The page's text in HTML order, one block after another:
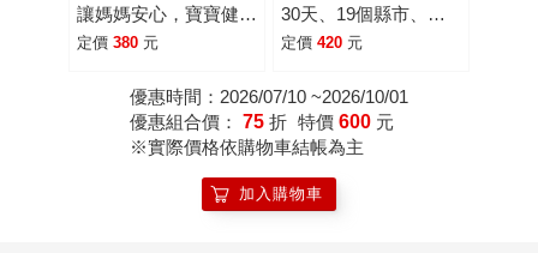
讓媽媽安心，寶寶健康
的懷孕計畫書
定價 380 元
30天、19個縣市、
1500公里，三輪車環
筆日記。
定價 420 元
優惠時間：2026/07/10 ~2026/10/01
優惠組合價： 75 折 特價 600 元
※實際價格依購物車結帳為主
加入購物車